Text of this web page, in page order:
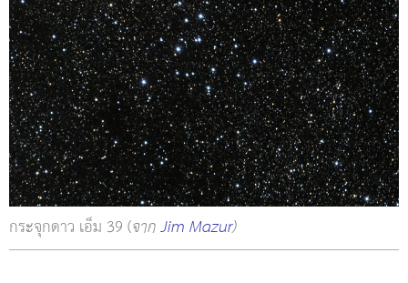
กระจุกดาว เอ็ม 39 (จากJim Mazur)